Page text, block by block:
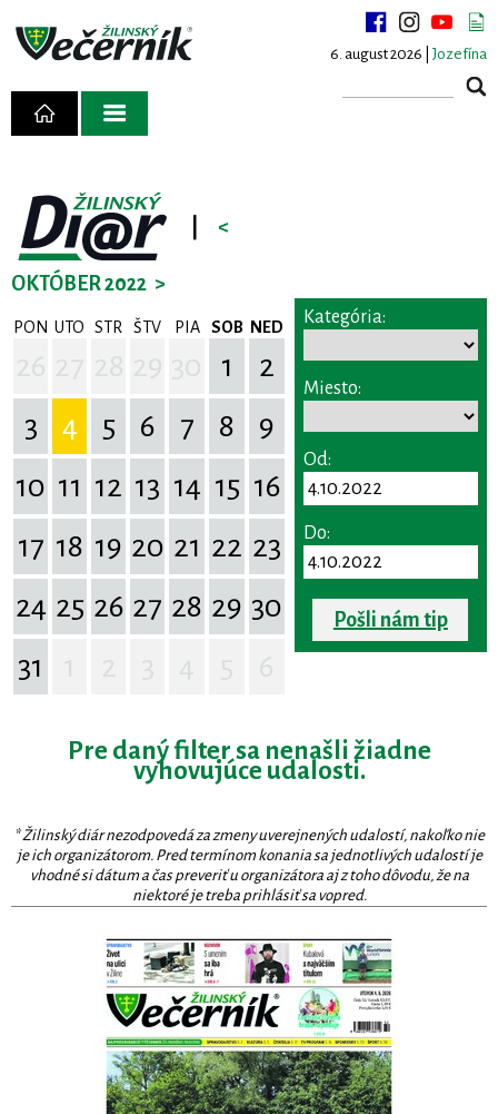
6. august 2026 | Jozefína
<
OKTÓBER 2022 >
PON UTO STR ŠTV PIA SOB NED
1
2
3
4 5 6 7 8
9
10 11 12 13 14 15 16
17 18 19 20 21 22 23
24 25 26 27 28 29 30
31
Kategória:
Miesto:
Od:
Do:
Pošli nám tip
Pre daný filter sa nenašli žiadne
vyhovujúce udalosti.
* Žilinský diár nezodpovedá za zmeny uverejnených udalostí, nakoľko nie
je ich organizátorom. Pred termínom konania sa jednotlivých udalostí je
vhodné si dátum a čas preveriť u organizátora aj z toho dôvodu, že na
niektoré je treba prihlásiť sa vopred.